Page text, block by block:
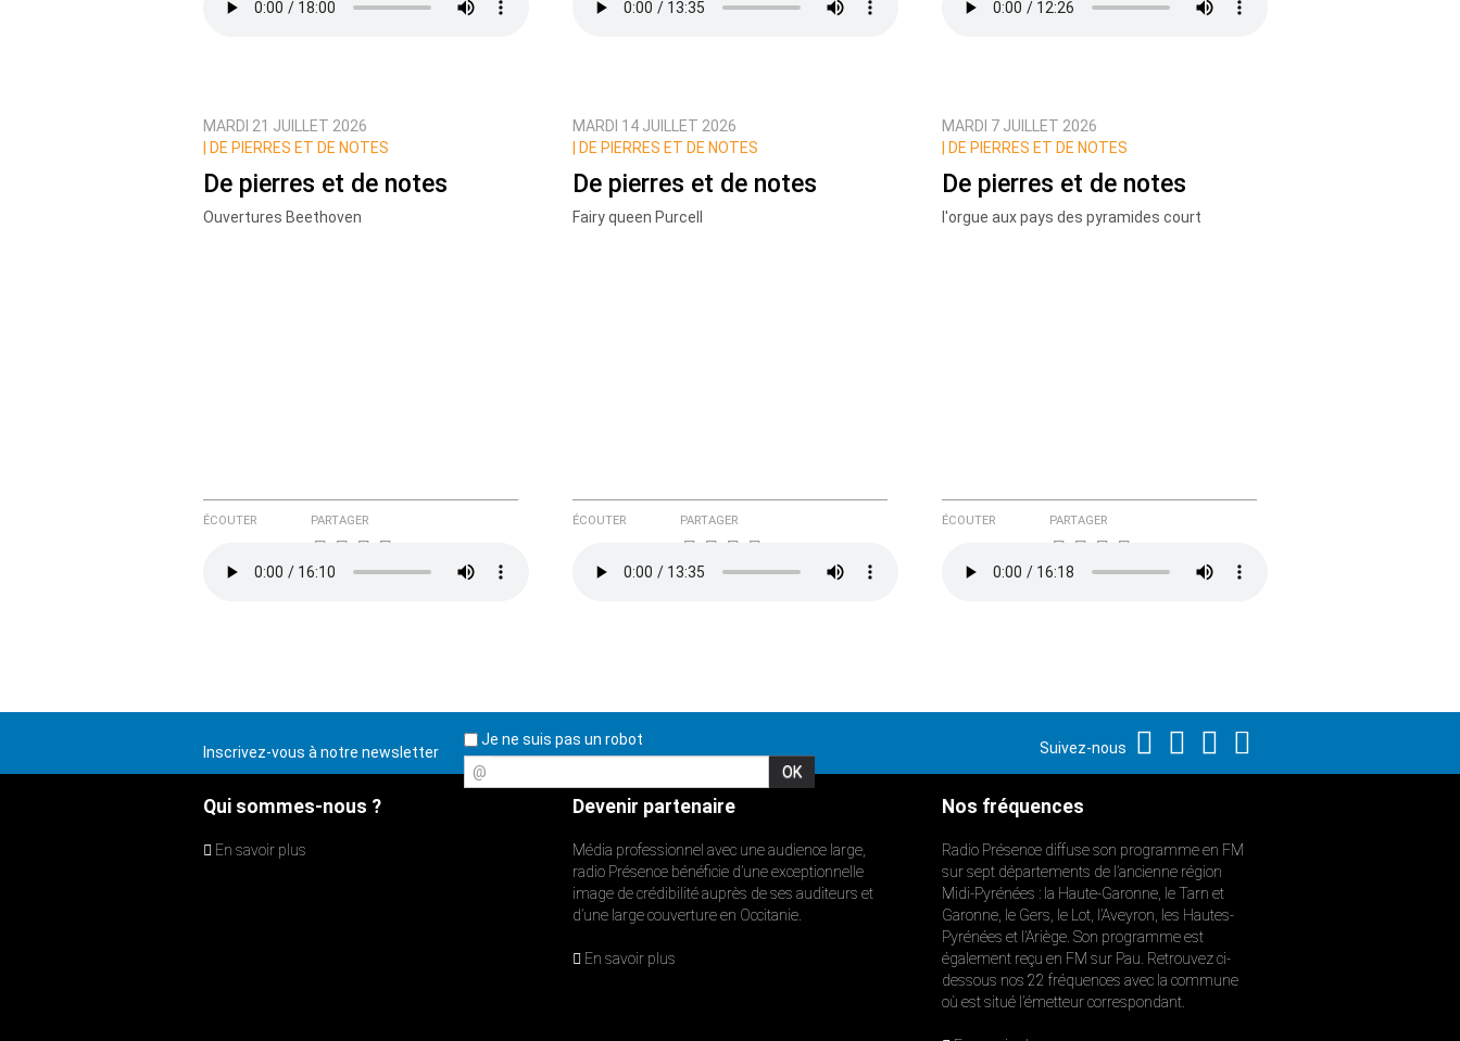
Prévenez-moi de tous les nouveaux commentaires de cette discussion par email
MARDI 21 JUILLET 2026
DE PIERRES ET DE NOTES
De pierres et de notes
Ouvertures Beethoven
ÉCOUTER PARTAGER
MARDI 14 JUILLET 2026
DE PIERRES ET DE NOTES
De pierres et de notes
Fairy queen Purcell
ÉCOUTER PARTAGER
MARDI 7 JUILLET 2026
DE PIERRES ET DE NOTES
De pierres et de notes
l'orgue aux pays des pyramides court
ÉCOUTER PARTAGER
Inscrivez-vous à notre newsletter
Je ne suis pas un robot
@
Suivez-nous
Qui sommes-nous ?
En savoir plus
Devenir partenaire
Média professionnel avec une audience large,
radio Présence bénéficie d’une exceptionnelle
image de crédibilité auprès de ses auditeurs et
d’une large couverture en Occitanie.
En savoir plus
Nos fréquences
Radio Présence diffuse son programme en FM
sur sept départements de l’ancienne région
Midi-Pyrénées : la Haute-Garonne, le Tarn et
Garonne, le Gers, le Lot, l’Aveyron, les Hautes-
Pyrénées et l’Ariège. Son programme est
également reçu en FM sur Pau. Retrouvez ci-
dessous nos 22 fréquences avec la commune
où est situé l’émetteur correspondant.